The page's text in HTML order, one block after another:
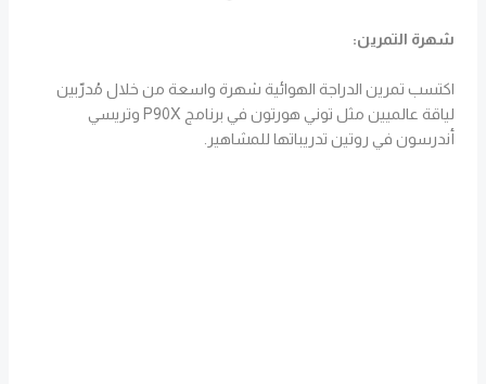
شهرة التمرين:
اكتسب تمرين الدراجة الهوائية شهرة واسعة من خلال مُدرّبين
لياقة عالميين مثل توني هورتون في برنامج P90X وتريسي
أندرسون في روتين تدريباتها للمشاهير.